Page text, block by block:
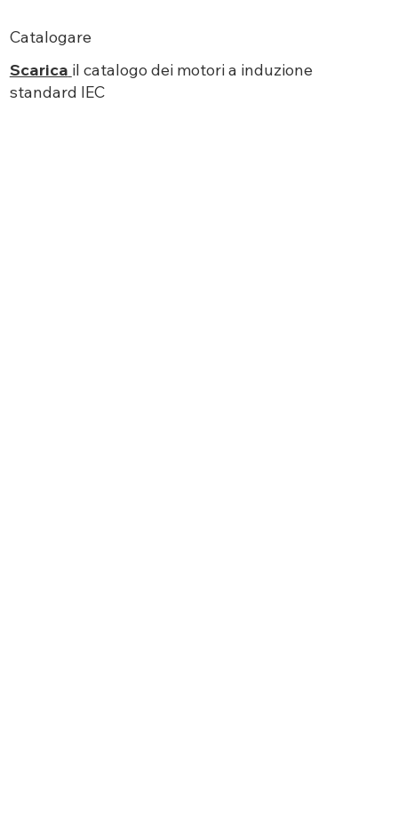
Catalogare
Scarica il catalogo dei motori a induzione
standard IEC